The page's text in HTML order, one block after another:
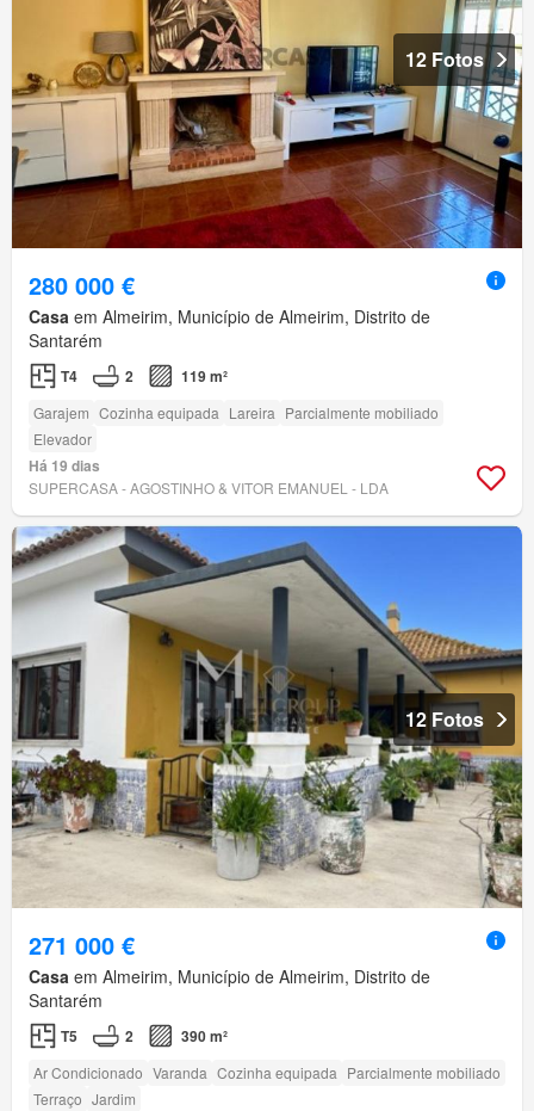
12 Fotos
280 000 €
Casa em Almeirim, Município de Almeirim, Distrito de
Santarém
T4 2 119 m²
Garajem Cozinha equipada Lareira Parcialmente mobiliado
Elevador
Há 19 dias
SUPERCASA - AGOSTINHO & VITOR EMANUEL - LDA
12 Fotos
271 000 €
Casa em Almeirim, Município de Almeirim, Distrito de
Santarém
T5 2 390 m²
Ar Condicionado Varanda Cozinha equipada Parcialmente mobiliado
Terraço Jardim